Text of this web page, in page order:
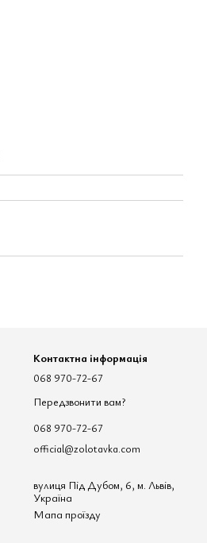
Контактна інформація
068 970-72-67
Передзвонити вам?
068 970-72-67
official@zolotavka.com
вулиця Під Дубом, 6, м. Львів,
Україна
Мапа проїзду